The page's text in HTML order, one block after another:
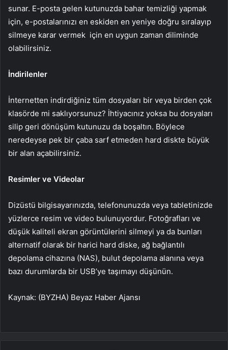
sunar. E-posta gelen kutunuzda bahar temizliği yapmak
için, e-postalarınızı en eskiden en yeniye doğru sıralayıp
silmeye karar vermek için en uygun zaman diliminde
olabilirsiniz.
İndirilenler
İnternetten indirdiğiniz tüm dosyaları bir veya birden çok
klasörde mi saklıyorsunuz? İhtiyacınız yoksa bu dosyaları
silip geri dönüşüm kutunuzu da boşaltın. Böylece
neredeyse pek bir çaba sarf etmeden hard diskte büyük
bir alan açabilirsiniz.
Resimler ve Videolar
Dizüstü bilgisayarınızda, telefonunuzda veya tabletinizde
yüzlerce resim ve video bulunuyordur. Fotoğrafları ve
düşük kaliteli ekran görüntülerini silmeyi ya da bunları
alternatif olarak bir harici hard diske, ağ bağlantılı
depolama cihazına (NAS), bulut depolama alanına veya
bazı durumlarda bir USB’ye taşımayı düşünün.
Kaynak: (BYZHA) Beyaz Haber Ajansı